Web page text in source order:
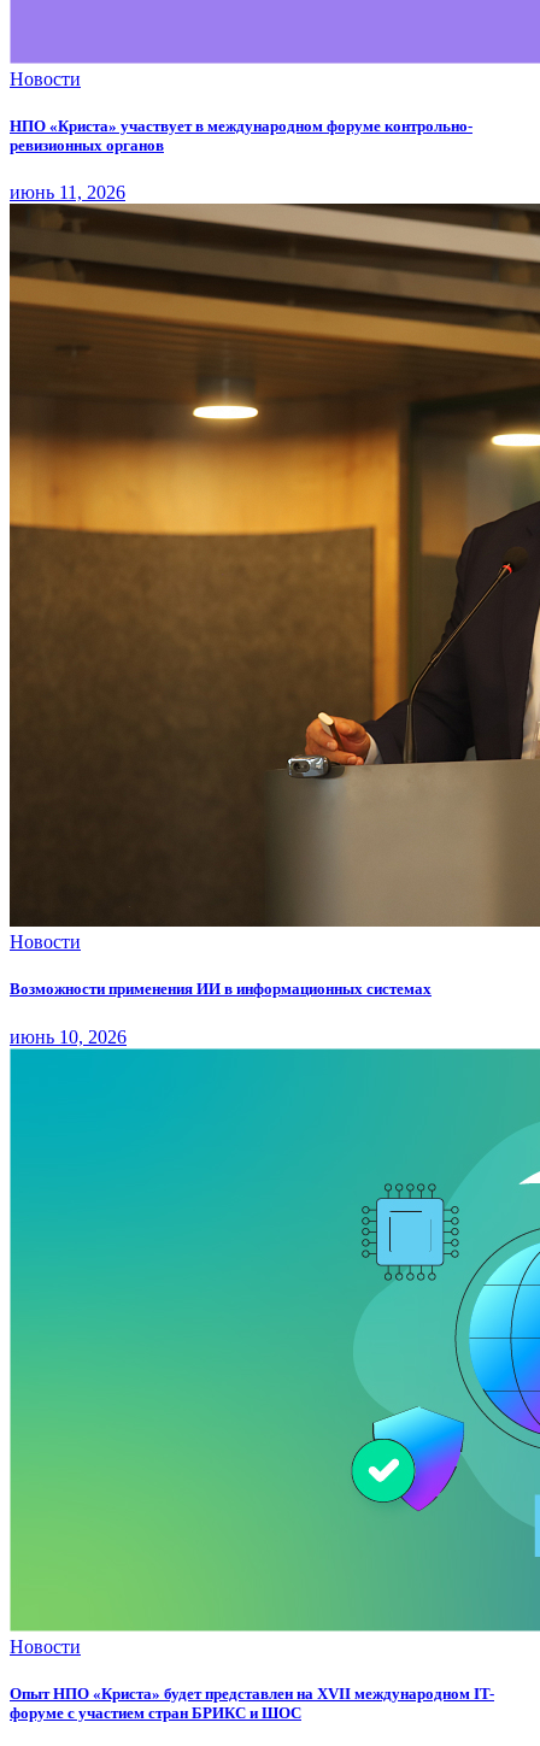
Новости
НПО «Криста» участвует в международном форуме контрольно-
ревизионных органов
июнь 11, 2026
Новости
Возможности применения ИИ в информационных системах
июнь 10, 2026
Новости
Опыт НПО «Криста» будет представлен на XVII международном IT-
форуме с участием стран БРИКС и ШОС